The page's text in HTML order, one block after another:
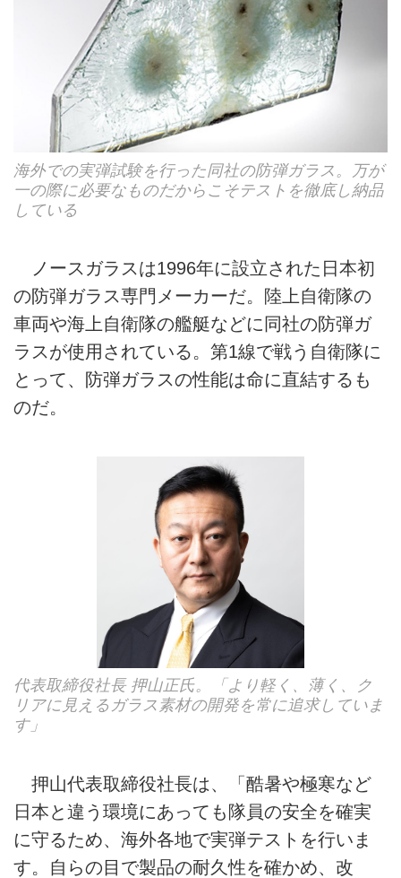
海外での実弾試験を行った同社の防弾ガラス。万が
一の際に必要なものだからこそテストを徹底し納品
している
ノースガラスは1996年に設立された日本初
の防弾ガラス専門メーカーだ。陸上自衛隊の
車両や海上自衛隊の艦艇などに同社の防弾ガ
ラスが使用されている。第1線で戦う自衛隊に
とって、防弾ガラスの性能は命に直結するも
のだ。
代表取締役社長 押山正氏。「より軽く、薄く、ク
リアに見えるガラス素材の開発を常に追求していま
す」
押山代表取締役社長は、「酷暑や極寒など
日本と違う環境にあっても隊員の安全を確実
に守るため、海外各地で実弾テストを行いま
す。自らの目で製品の耐久性を確かめ、改